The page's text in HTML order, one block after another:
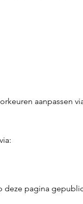
aanpassen
deze pagina